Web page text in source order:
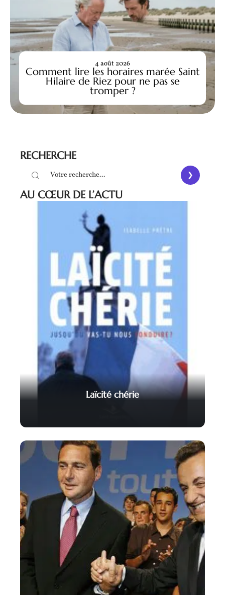
Comment lire les horaires marée Saint
Hilaire de Riez pour ne pas se
tromper ?
4 août 2026
RECHERCHE
AU CŒUR DE L’ACTU
Laïcité chérie